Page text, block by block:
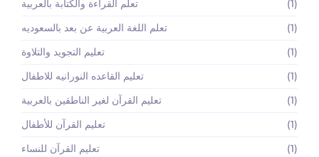
تعلم القراءة والكتابة بالعربية
(1)
تعلم اللغة العربية عن بعد بالسعوديه
(1)
تعليم التجويد والتلاوة
(1)
تعليم القاعده النورانيه للاطفال
(1)
تعليم القرآن لغير الناطقين بالعربية
(1)
تعليم القرآن للأطفال
(1)
تعليم القرآن للنساء
(1)